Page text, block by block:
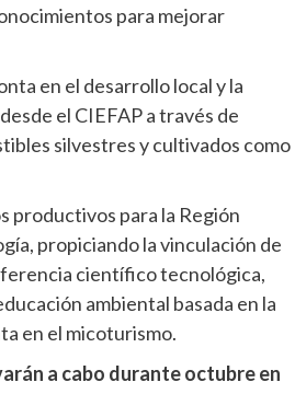
para mejorar
en el desarrollo local y la
el CIEFAP a través de
silvestres y cultivados como
productivos para la Región
propiciando la vinculación de
científico tecnológica,
ambiental basada en la
en el micoturismo.
a cabo durante octubre en